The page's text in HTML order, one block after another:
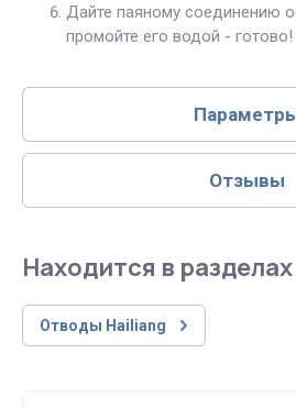
Дайте паяному соединению
промойте его водой - готово!
Отзывы
Находится в разделах
Отводы Hailiang